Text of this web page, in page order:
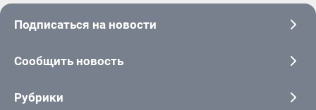
Подписаться на новости
Сообщить новость
Рубрики